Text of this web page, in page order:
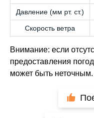
Давление (мм рт. ст.)
Скорость ветра
Внимание: если
предоставления
может быть неточным.